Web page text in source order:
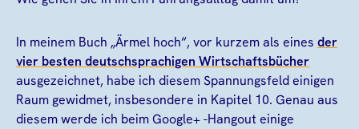
In meinem Buch „Ärmel hoch“, vor kurzem als eines der
vier besten deutschsprachigen Wirtschaftsbücher
ausgezeichnet, habe ich diesem Spannungsfeld einigen
Raum gewidmet, insbesondere in Kapitel 10. Genau aus
diesem werde ich beim Google+ -Hangout einige